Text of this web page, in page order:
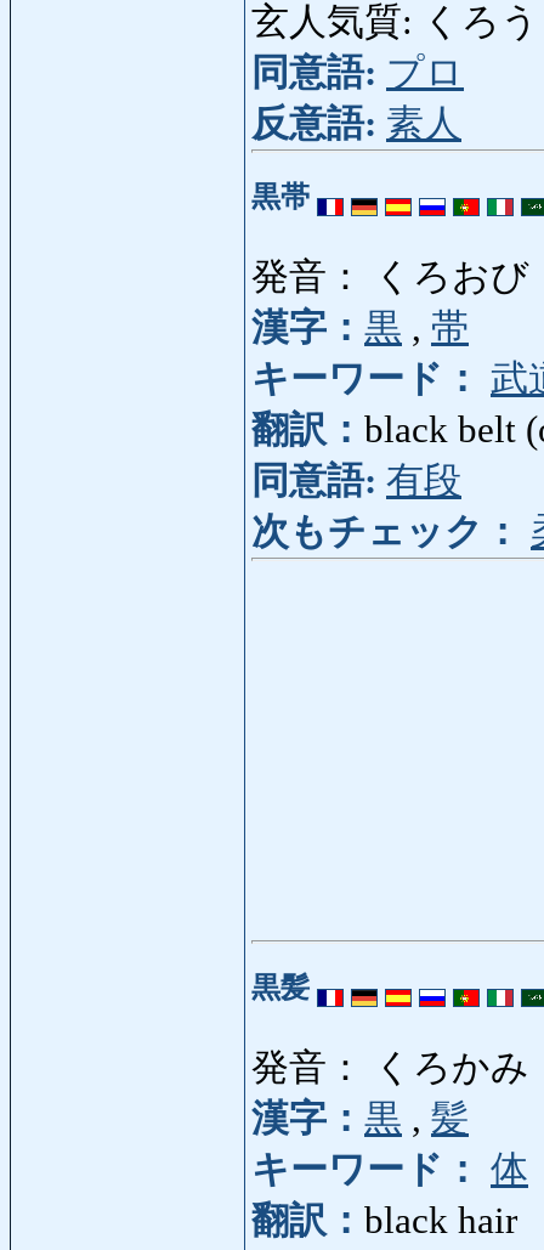
玄人気質: くろ
同意語: プロ
反意語: 素人
黒帯
発音： くろおび
漢字： 黒 , 帯
キーワード： 武
翻訳： black belt
同意語: 有段
次もチェック：
黒髪
発音： くろかみ
漢字： 黒 , 髪
キーワード： 体
翻訳： black hair